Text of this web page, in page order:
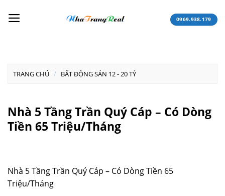
0969.938.179
TRANG CHỦ / BẤT ĐỘNG SẢN 12 - 20 TỶ
Nhà 5 Tầng Trần Quý Cáp – Có Dòng
Tiền 65 Triệu/Tháng
Nhà 5 Tầng Trần Quý Cáp – Có Dòng Tiền 65
Triệu/Tháng